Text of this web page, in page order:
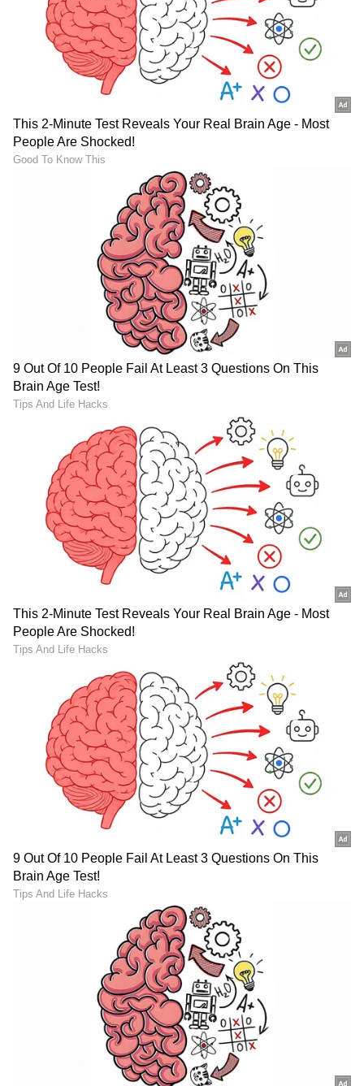
ಅವರು.
* ಮೊದಲ ಬಾರಿ 1983ರಲ್ಲಿ ಪಕ್ಷೇತರ ಅಭ್ಯರ್ಥಿಯಾಗಿ
ವಿಧಾನಸಭಾ ಚುನಾವಣೆಯಲ್ಲಿ ಸ್ಪರ್ಧಿಸಿ ಗೆದ್ದ ನನ್ನನ್ನು
ಗುರುತಿಸಿ ಕನ್ನಡ ಕಾವಲು ಸಮಿತಿ ಅಧ್ಯಕ್ಷನನ್ನಾಗಿ ಮಾಡಿದ್ದಲ್ಲದೆ
ಎರಡನೇ ಬಾರಿ ಶಾಸಕನಾದ ನನ್ನನ್ನು ಸಚಿವನನ್ನಾಗಿ
ಮಾಡಿದವರು ದಿವಂಗತ ಮುಖ್ಯಮಂತ್ರಿ ರಾಮಕೃಷ್ಣ
* ಇವರೆಲ್ಲರ ನೆರವು, ಕಾಳಜಿ ಮತ್ತು ಮಾರ್ಗದರ್ಶನಗಳು
ಇಲ್ಲದೆ ಹೋಗಿದ್ದರೆ ನಾನು ಇಷ್ಟು ದೂರ ಸಾಗಿ ಬರುತ್ತಿರಲಿಲ್ಲ
ಮತ್ತು ಇಷ್ಟು ಎತ್ತರಕ್ಕೆ ಏರಲು ಕೂಡಾ ಆಗುತ್ತಿರಲಿಲ್ಲ
ಎನ್ನುವುದನ್ನು ವಿನಮ್ರವಾಗಿ ನಿವೇದಿಸಬಯಸುತ್ತೇನೆ.
* ನಾನು ದುಡ್ಡು, ಆಸ್ತಿಪಾಸ್ತಿ ಮಾಡಲು ರಾಜಕಾರಣಿ
ಆದವನಲ್ಲ. ಮತದಾರ ದೇವರುಗಳು ಅಧಿಕಾರದ ಮೂಲಕ
ಅವಕಾಶ ನೀಡಿದಾಗೆಲ್ಲ ಅವರ ಕಲ್ಯಾಣಕ್ಕಾಗಿ ಶ್ರಮಿಸಿದ್ದೇನೆ. ಈ
ಸಂದರ್ಭದಲ್ಲಿ ನನ್ನ ಸಾಧನೆಗಳ ದಾಖಲೆಗಳನ್ನು ನಾನು ನಿಮ್ಮ
ಮುಂದೆ ಇಟ್ಟ ನನ್ನನ್ನು ಸಾಬೀತುಪಡಿಸು ವ್ಯರ್ಥಪ್ರಯತ್ನವನನ್ನು
ನಾನು ಮಾಡುವುದಿಲ್ಲ., ಅವೆಲ್ಲವೂ ತೆರೆದ ಪುಸ್ತಕದ ರೀತಿಯಲ್ಲಿ
ರಾಜ್ಯದ ಜನತೆಯ ಕಣ್ಣಮುಂದಿದೆ.
* ಜಾತಿ,ದುಡ್ಡು ಮತ್ತು ತೋಳ್ಭಲಗಳ ನೆರವಿಲ್ಲದೆ ರಾಜಕೀಯ
ಕ್ಷೇತ್ರದಲ್ಲಿ ಹೆಜ್ಜೆ ಇಡಲು ಸಾಧ್ಯವಿಲ್ಲ ಎನ್ನುವ ಅಭಿಪ್ರಾಯ
ಇಂದು ಜನಜನಿತವಾಗಿದೆ. ಇದು ಈ ಕಾಲದ ಸತ್ಯವೂ ಹೌದು.
ಇಂತಹ ಪರಿಸ್ಥಿತಿಯಲ್ಲಿ ಸಾಮಾಜಿಕ ನ್ಯಾಯ, ಜಾತ್ಯತೀತತೆ,
ಭಾತೃತ್ವದಂತಹ ಸಂವಿಧಾನದ ಆಶಯಗಳಿಗೆ ಬದ್ದರಾಗಿ
ರಾಜಕಾರಣ ಮಾಡುವುದು ಎಷ್ಟೊಂದು ಕಷ್ಟದ ಕೆಲಸ ಎನ್ನುವ
ಅನುಭವ ನಾಲ್ಕುವರೆ ದಶಕಗಳ ರಾಜಕೀಯ ಪಯಣದಲ್ಲಿ
ನನಗಾಗಿದೆ.
* ರಾಜಕೀಯ ಪಯಣದ ನನ್ನಹಾದಿಯಲ್ಲಿ ಹೆಜ್ಜೆಹೆಜ್ಜೆಗೂ
ನಾನು ಪಟ್ಟಭದ್ರರ ದ್ವೇಷ ಅಸೂಯೆಗೆ ಈಡಾಗಿ‍ದ್ದೇನೆ.
ಹೊರಗಿನವರ ಮತ್ತು ಒಳಗಿನವರ ಮೋಸ-ವಂಚನೆ-ಪಿತೂರಿಗೆ
ಒಳಗಾಗಿದ್ದೇನೆ. ಇದರಿಂದಾಗಿ ಹಲವಾರು ಬಾರಿ ಬಿದ್ದಿದ್ದೇನೆ,
ಬಿದ್ದಲ್ಲಿಂದಲೇ ಎದ್ದಿದ್ದೇನೆ.
* ನಾನು ಮಾತ್ರವಲ್ಲ ನನ್ನ ಕುಟುಂಬ ಕೂಡಾ ರಾಜಕೀಯ
ದ್ವೇಷಕ್ಕೆ ಬಲಿಯಾಗಿದೆ, ನನ್ನ ರಾಜಕೀಯ ವಿರೋಧಿಗಳು
ರಾಜಕಾರಣಕ್ಕಿಂತ ಬಹುದೂರ ಇದ್ದುಕೊಂಡು ಕುಟುಂಬದ
ಪಾಲನೆ-ಪೋಷಣೆಗಷ್ಟೇ ತನ್ನನ್ನು ಸೀಮಿತಗೊಳಿಸಿಕೊಂಡ ನನ್ನ
ಪತ್ನಿಯ ವಿರುದ್ದವೂ ಸುಳ್ಳು ಆರೋಪಗಳನ್ನು ಮಾಡಿ ಮಾನಸಿಕ
ಹಿಂಸೆ ನೀಡಿದ್ದರು. ಇವೆಲ್ಲವನ್ನೂ ಅನುಭವಿಸಿದಾಗ ರಾಜಕೀಯ